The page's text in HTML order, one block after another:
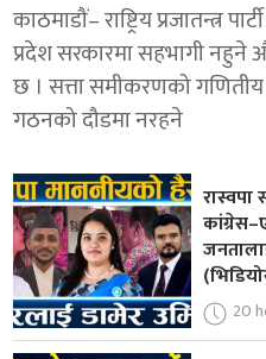
काठमाडौं– राष्ट्रिय प्रजातन्त्र
प्रदेश सरकारमा सहभागी नहुने
छ । सत्ता समीकरणको
गठनको दौडमा नरहने
रास्वपा
20